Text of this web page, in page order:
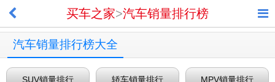
买车之家>汽车销量排行榜
汽车销量排行榜大全
SUV销量排行 轿车销量排行 MPV销量排行